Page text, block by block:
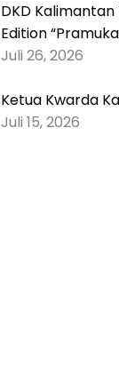
DKD
Edition
Juli 26, 2026
Ketua Kwarda
Juli 15, 2026